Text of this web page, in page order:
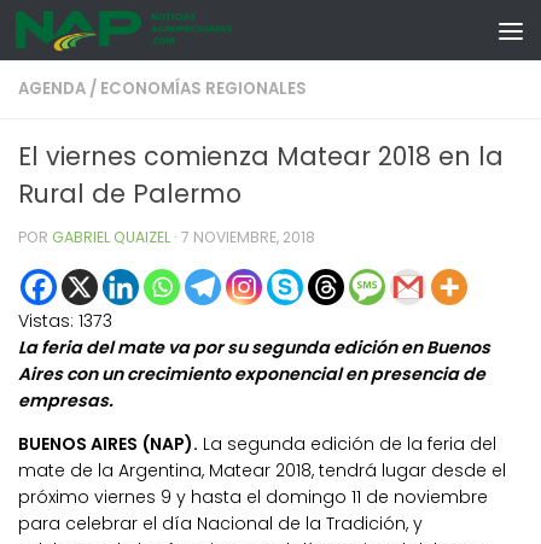
Skip to content
AGENDA / ECONOMÍAS REGIONALES
El viernes comienza Matear 2018 en la
Rural de Palermo
POR GABRIEL QUAIZEL · 7 NOVIEMBRE, 2018
Vistas: 1373
La feria del mate va por su segunda edición en Buenos
Aires con un crecimiento exponencial en presencia de
empresas.
BUENOS AIRES (NAP). La segunda edición de la feria del
mate de la Argentina, Matear 2018, tendrá lugar desde el
próximo viernes 9 y hasta el domingo 11 de noviembre
para celebrar el día Nacional de la Tradición, y